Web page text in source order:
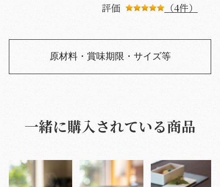
評価
（4件）
原材料・賞味期限・サイズ等
一緒に購入されている商品